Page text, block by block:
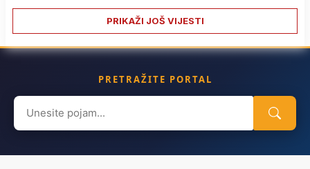
PRIKAŽI JOŠ VIJESTI
PRETRAŽITE PORTAL
Search
for: